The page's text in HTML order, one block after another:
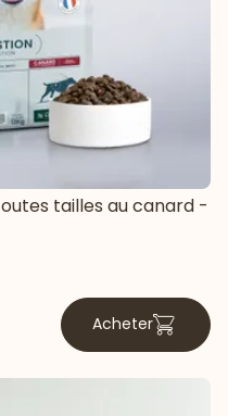
tailles au canard -
Acheter